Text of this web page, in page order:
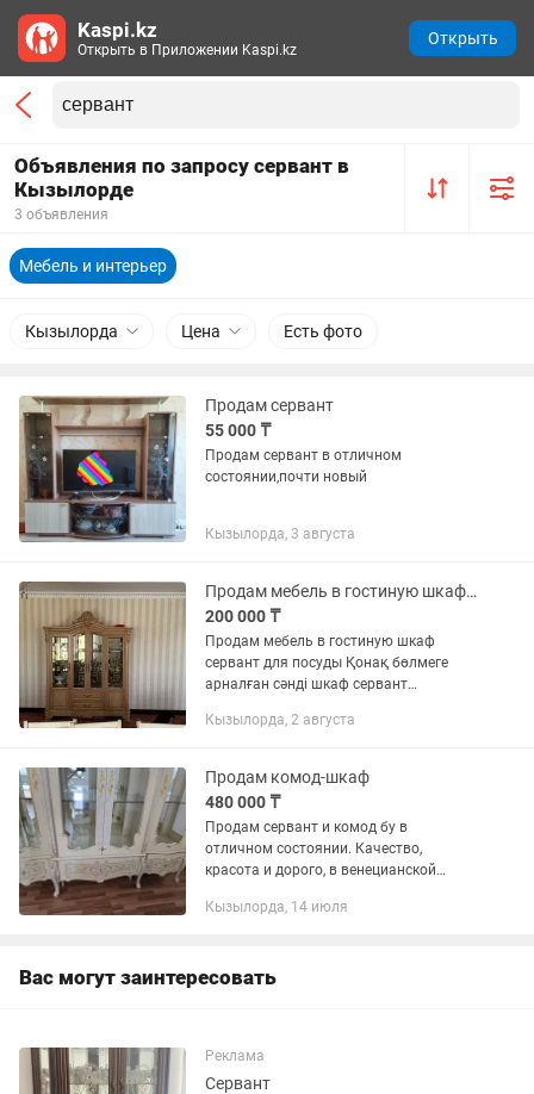
Объявления по запросу сервант в
Кызылорде
3 объявления
Мебель и интерьер
Кызылорда Цена Есть фото
Продам сервант
55 000 ₸
Продам сервант в отличном
состоянии,почти новый
Кызылорда, 3 августа
Продам мебель в гостиную шкаф сервант для посуды
200 000 ₸
Продам мебель в гостиную шкаф
сервант для посуды Қонақ бөлмеге
арналған сәнді шкаф сервант
келісеміз ) 🏡 Интерьерге ерекше көрік
Кызылорда, 2 августа
Продам комод-шкаф
480 000 ₸
Продам сервант и комод бу в
отличном состоянии. Качество,
красота и дорого, в венецианской
м.
Кызылорда, 14 июля
Вас могут заинтересовать
Реклама
Сервант
Kaspi.kz
Открыть в Приложении Kaspi.kz
Открыть